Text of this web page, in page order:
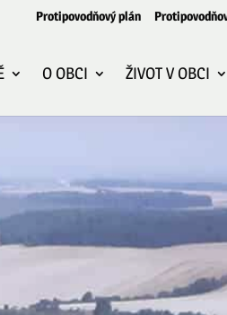
Protipovodňový plán
O OBCI ŽIVOT V OBCI